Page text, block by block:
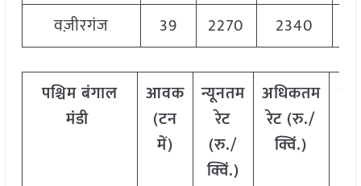
वज़ीरगंज
39 2270 2340
पश्चिमबंगाल
मंडी
आवक
(टन
में)
न्यूनतम
रेट
(रु./
क्विं.)
अधिकतम
रेट (रु./
क्विं.)